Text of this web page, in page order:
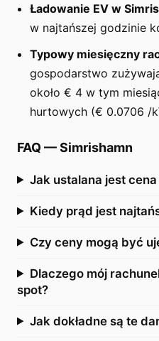
Ładowanie EV w
w najtańszej godzinie
Typowy miesięczny
gospodarstwo
około € 4 w tym
hurtowych (€ 0.0706 /
FAQ —Simrishamn
Jak ustalana jest
Kiedy prąd jest
Czy ceny mogą być
Dlaczego mój
spot?
Jak dokładne są te